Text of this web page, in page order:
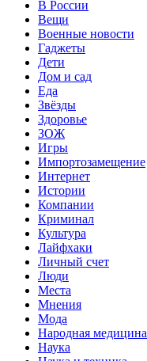
В России
Вещи
Военные новости
Гаджеты
Дети
Дом и сад
Еда
Звёзды
Здоровье
ЗОЖ
Игры
Импортозамещение
Интернет
Истории
Компании
Криминал
Культура
Лайфхаки
Личный счет
Люди
Места
Мнения
Мода
Народная медицина
Наука